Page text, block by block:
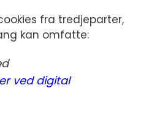
fra tredjeparter,
kan omfatte:
ved digital